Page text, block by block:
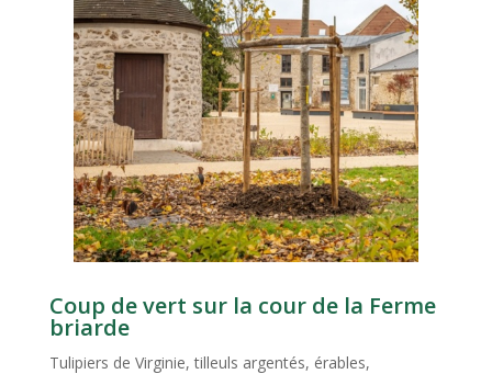
Coup de vert sur la cour de la Ferme
briarde
Tulipiers de Virginie, tilleuls argentés, érables,